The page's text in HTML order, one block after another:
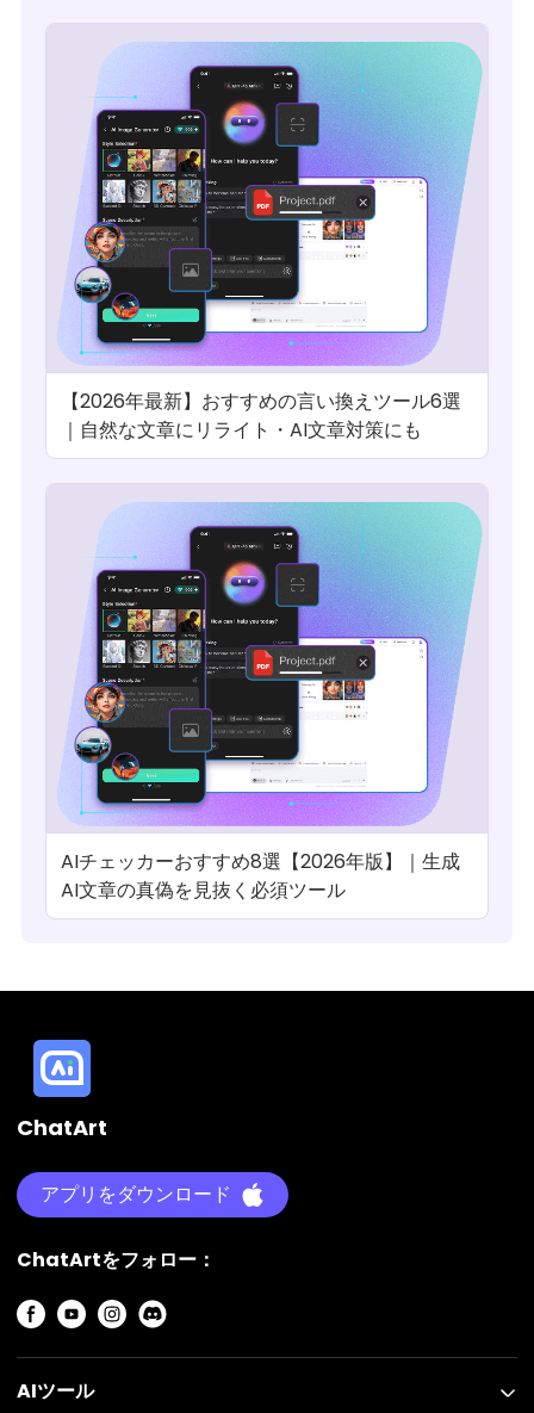
【2026年最新】おすすめの言い換えツール6選
｜自然な文章にリライト・AI文章対策にも
AIチェッカーおすすめ8選【2026年版】｜生成
AI文章の真偽を見抜く必須ツール
ChatArt
アプリをダウンロード
ChatArtをフォロー：
AIツール